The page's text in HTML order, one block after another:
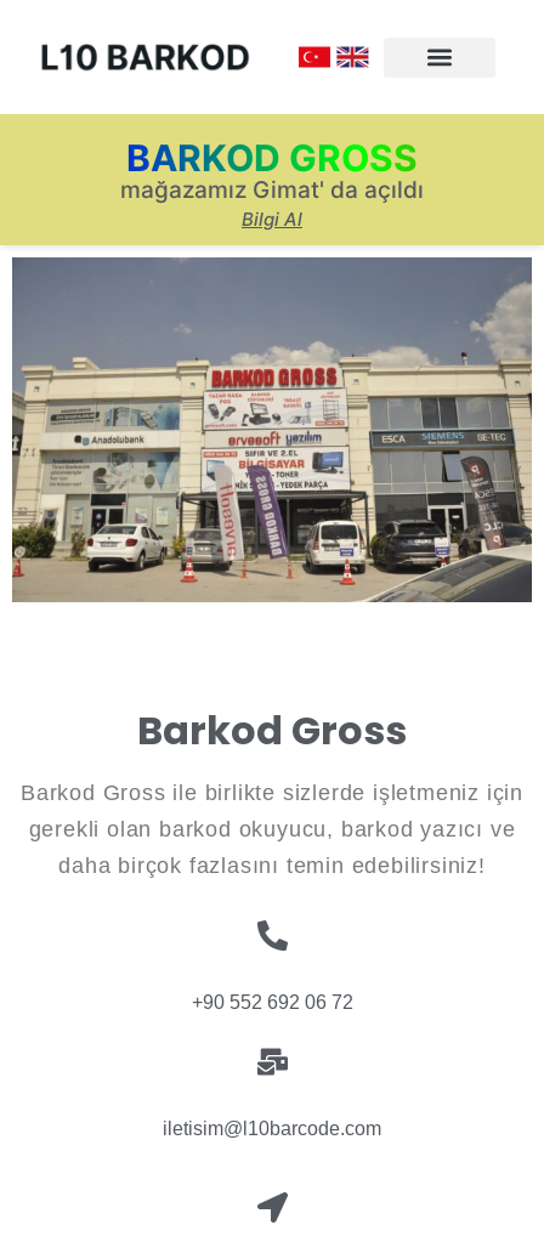
BARKOD GROSS
mağazamız Gimat' da açıldı
Bilgi Al
Barkod Gross
Barkod Gross ile birlikte sizlerde işletmeniz için
gerekli olan barkod okuyucu, barkod yazıcı ve
daha birçok fazlasını temin edebilirsiniz!
+90 552 692 06 72
iletisim@l10barcode.com